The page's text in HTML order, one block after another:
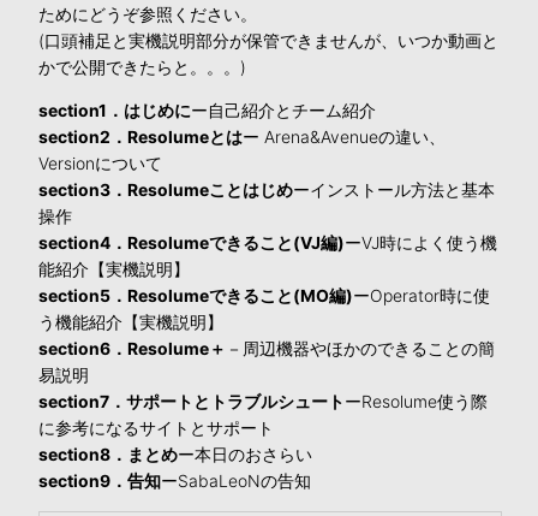
ためにどうぞ参照ください。
(口頭補足と実機説明部分が保管できませんが、いつか動画と
かで公開できたらと。。。)
section1．はじめにー自己紹介とチーム紹介
section2．Resolumeとはー Arena&Avenueの違い、
Versionについて
section3．Resolumeことはじめーインストール方法と基本
操作
section4．Resolumeできること(VJ編)ーVJ時によく使う機
能紹介【実機説明】
section5．Resolumeできること(MO編)ーOperator時に使
う機能紹介【実機説明】
section6．Resolume＋ －周辺機器やほかのできることの簡
易説明
section7．サポートとトラブルシュートーResolume使う際
に参考になるサイトとサポート
section8．まとめー本日のおさらい
section9．告知ーSabaLeoNの告知